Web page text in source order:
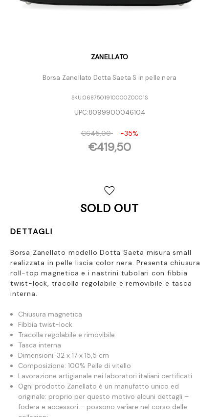
ZANELLATO
Borsa Zanellato Dotta Saeta S in pelle nera
SKU:0687501910000Z0001S
UPC:8099900046104
€645,00 -35%
€419,50
SOLD OUT
DETTAGLI
Borsa Zanellato modello Dotta Saeta misura small
realizzata in pelle liscia color nera. Presenta chiusura
roll-top magnetica e i nastrini tubolari con fibbia
twist-lock, tracolla regolabile e removibile e tasca
interna.
Chiusura magnetica
Fibbia twist-lock
Tracolla regolabile e rimovibile
Tasca interna
Dimensioni: 32 x 17 x 15,5 cm
Composizione: 100% Pelle di vitello
Lavorazione artigianale nei laboratori italiani certificati
Ogni prodotto Zanellato è un manufatto unico ed
originale: proprio per questo motivo alcuni dettagli –
fodera e accessori – possono variare nel corso delle